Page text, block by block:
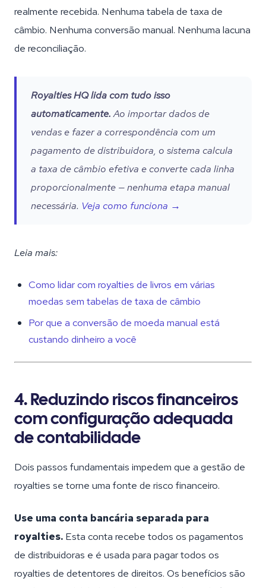
realmente recebida. Nenhuma tabela de taxa de
câmbio. Nenhuma conversão manual. Nenhuma lacuna
de reconciliação.
Royalties HQ lida com tudo isso
automaticamente.Ao importar dados de
vendas e fazer a correspondência com um
pagamento de distribuidora, o sistema calcula
a taxa de câmbio efetiva e converte cada linha
proporcionalmente — nenhuma etapa manual
necessária. Veja como funciona →
Leia mais:
Como lidar com royalties de livros em várias
moedas sem tabelas de taxa de câmbio
Por que a conversão de moeda manual está
custando dinheiro a você
4. Reduzindo riscos financeiros
com configuração adequada
de contabilidade
Dois passos fundamentais impedem que a gestão de
royalties se torne uma fonte de risco financeiro.
Use uma conta bancária separada para
royalties. Esta conta recebe todos os pagamentos
de distribuidoras e é usada para pagar todos os
royalties de detentores de direitos. Os benefícios são